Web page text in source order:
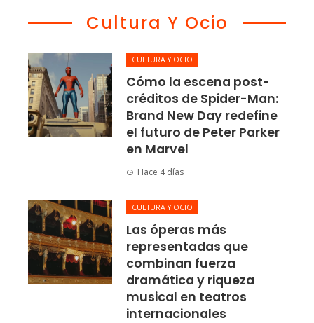
Cultura Y Ocio
CULTURA Y OCIO
Cómo la escena post-
créditos de Spider-Man:
Brand New Day redefine
el futuro de Peter Parker
en Marvel
Hace 4 días
CULTURA Y OCIO
Las óperas más
representadas que
combinan fuerza
dramática y riqueza
musical en teatros
internacionales